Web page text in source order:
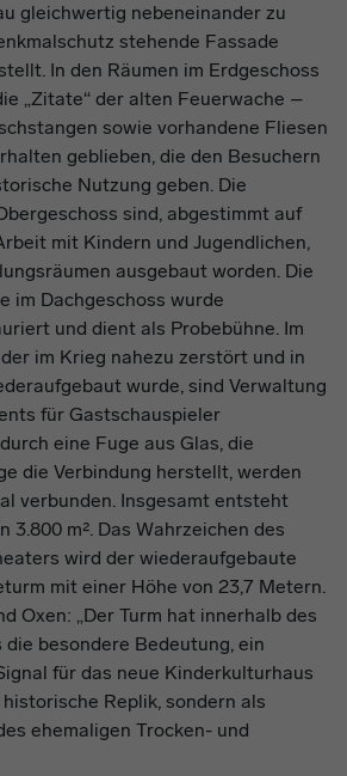
gleichwertig nebeneinander zu
stehende Fassade
In den Räumen im Erdgeschoss
„Zitate“ der alten Feuerwache –
sowie vorhandene Fliesen
geblieben, die den Besuchern
Nutzung geben. Die
sind, abgestimmt auf
mit Kindern und Jugendlichen,
ausgebaut worden. Die
im Dachgeschoss wurde
und dient als Probebühne. Im
im Krieg nahezu zerstört und in
wurde, sind Verwaltung
für Gastschauspieler
eine Fuge aus Glas, die
die Verbindung herstellt, werden
verbunden. Insgesamt entsteht
3.800 m². Das Wahrzeichen des
wird der wiederaufgebaute
mit einer Höhe von 23,7 Metern.
Oxen: „Der Turm hat innerhalb des
besondere Bedeutung, ein
für das neue Kinderkulturhaus
Replik, sondern als
ehemaligen Trocken- und